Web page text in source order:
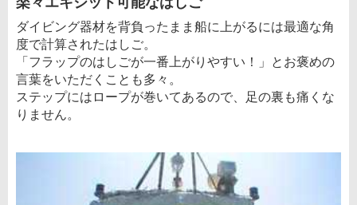
ダイビング器材を背負ったまま船に上がるには最適な角
度で計算されたはしご。
「フラップのはしごが一番上がりやすい！」とお褒めの
言葉をいただくことも多々。
ステップにはロープが巻いてあるので、足の裏も痛くな
りません。